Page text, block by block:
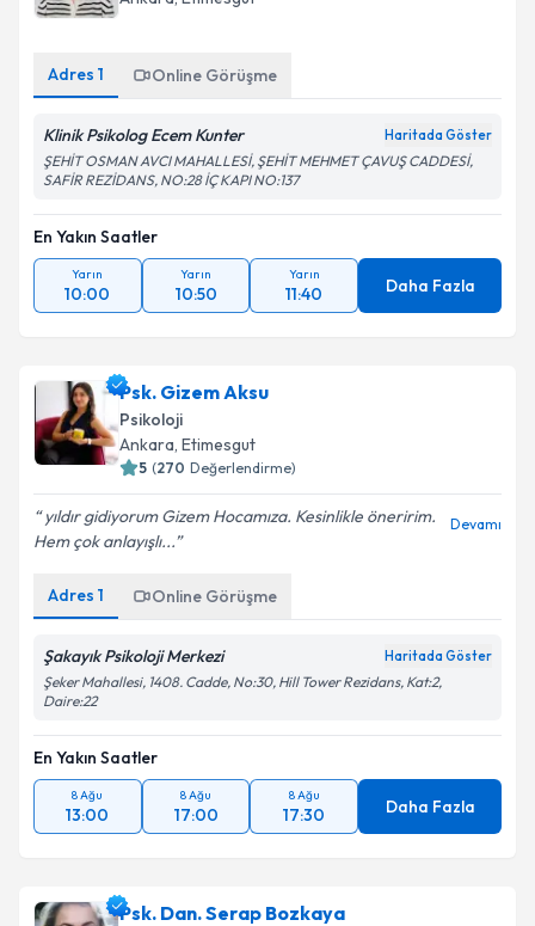
Adres 1 Online Görüşme
Klinik Psikolog Ecem Kunter Haritada Göster
ŞEHİT OSMAN AVCI MAHALLESİ, ŞEHİT MEHMET ÇAVUŞ CADDESİ,
SAFİR REZİDANS, NO:28 İÇ KAPI NO:137
En Yakın Saatler
Yarın
10:00
Yarın
10:50
Yarın
11:40 Daha Fazla
Psk. Gizem Aksu
Psikoloji
Ankara, Etimesgut
5 (270 Değerlendirme)
yıldır gidiyorum Gizem Hocamıza. Kesinlikle öneririm.
Hem çok anlayışlı...
Devamı
Adres 1 Online Görüşme
Şakayık Psikoloji Merkezi Haritada Göster
Şeker Mahallesi, 1408. Cadde, No:30, Hill Tower Rezidans, Kat:2,
Daire:22
En Yakın Saatler
8 Ağu
13:00
8 Ağu
17:00
8 Ağu
17:30 Daha Fazla
Psk. Dan. Serap Bozkaya